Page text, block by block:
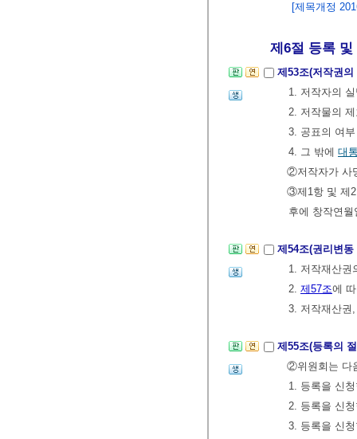
[제목개정
제6절 등록 및
제53조(저작권
1. 저작자의
2. 저작물의
3. 공표의 여
4. 그 밖에 대
②저작자가 사
③제1항 및 제2
후에 창작연
제54조(권리변
1. 저작재산권
2. 제57조에
3. 저작재산
제55조(등록의
②위원회는 다
1. 등록을 신
2. 등록을 신
3. 등록을 신